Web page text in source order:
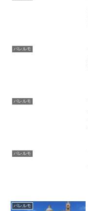
パレルモ
パレルモ
パレルモ
パレルモ